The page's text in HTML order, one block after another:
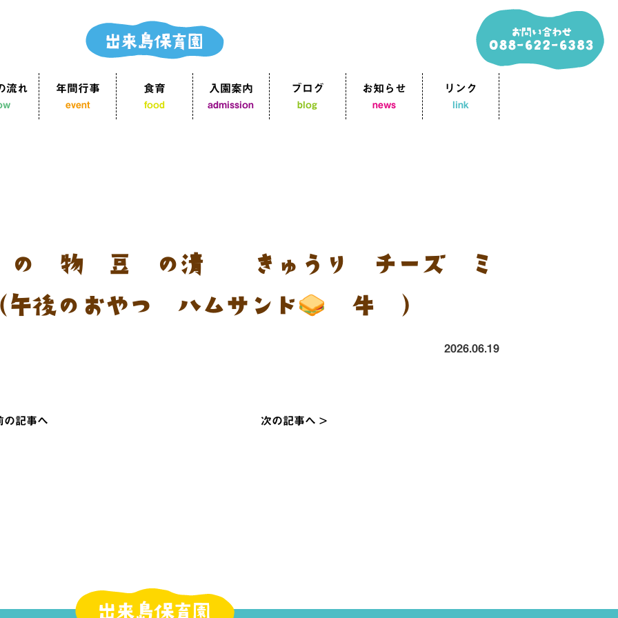
流れ 年間行事
event
食育
food
入園案内
admission
ブログ
blog
お知らせ
news
リンク
link
の煮物 豆腐の清汁 きゅうり チーズ ミ
午後のおやつ：ハムサンド
牛乳）
2026.06.19
の記事へ 次の記事へ >